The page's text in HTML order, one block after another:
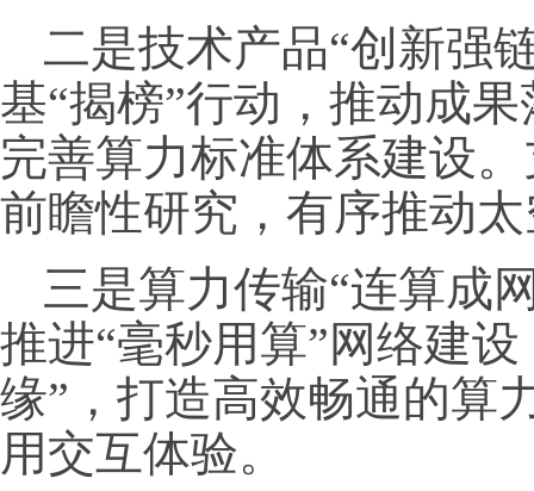
二是技术产品“创新强
基“揭榜”行动，推动成
完善算力标准体系建设
前瞻性研究，有序推动
三是算力传输“连算成
推进“毫秒用算”网络建
缘”，打造高效畅通的算
用交互体验。